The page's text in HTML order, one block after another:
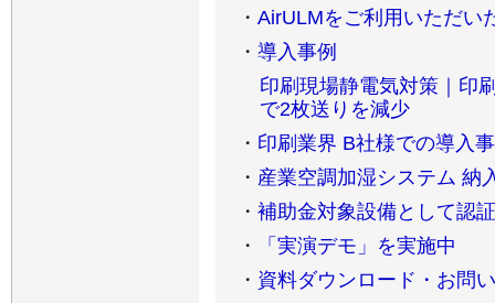
・ AirULMをご利用いただい
・ 導入事例
印刷現場静電気対策｜印
で2枚送りを減少
・ 印刷業界 B社様での導入
・ 産業空調加湿システム 納
・ 補助金対象設備として認
・
「実演デモ」を実施中
・ 資料ダウンロード・お問